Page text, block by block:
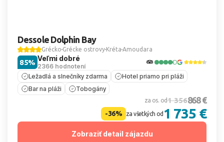
Dessole Dolphin Bay
Grécko Grécke ostrovy Kréta Amoudara
Veľmi dobré
2366 hodnotení
85%
Ležadlá a slnečníky zdarma
Hotel priamo pri pláži
Bar na pláži
Tobogány
za os. od1 356868 €
-36% za všetkých od 1 735 €
Zobraziť detail zájazdu